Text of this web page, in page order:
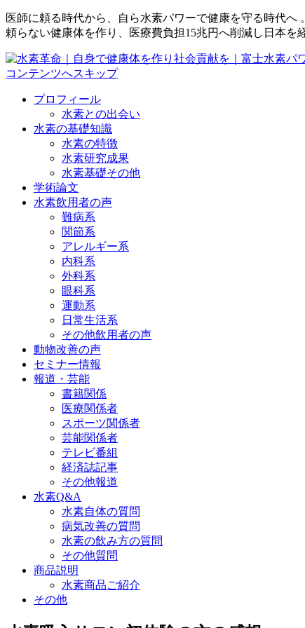
医師に頼る時代から、自ら水素パワーで健康を守る時代
頼らない健康体を作り、医療費負担15兆円へ削減し日本
コンテンツへスキップ
プロフィール
水素との出会い
水素の基礎知識
水素の特徴
水素研究成果
水素基礎その他
学術論文
水素飲用者の声
難病系
関節系
アレルギー系
内科系
外科系
眼科系
運動系
日常生活系
その他飲用者の声
動物改善の声
セミナー情報
報道・芸能
書籍関係
医療関係者
スポーツ関係者
芸能関係者
テレビ番組
経済誌記事
その他報道
水素Q&A
水素自体の質問
病気改善の質問
水素の飲み方の質問
その他質問
商品説明
水素商品ご紹介
その他